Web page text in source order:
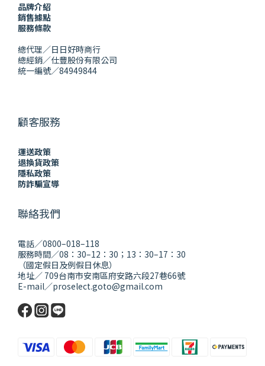
品牌介紹
銷售據點
服務條款
總代理／日日好時商行
總經銷／仕豐股份有限公司
統一編號／84949844
顧客服務
運送政策
退換貨政策
隱私政策
防詐騙宣導
聯絡我們
電話／0800–018–118
服務時間／08：30–12：30；13：30–17：30
（國定假日及例假日休息）
地址／ 709台南市安南區府安路六段27巷66號
E-mail／proselect.goto@gmail.com